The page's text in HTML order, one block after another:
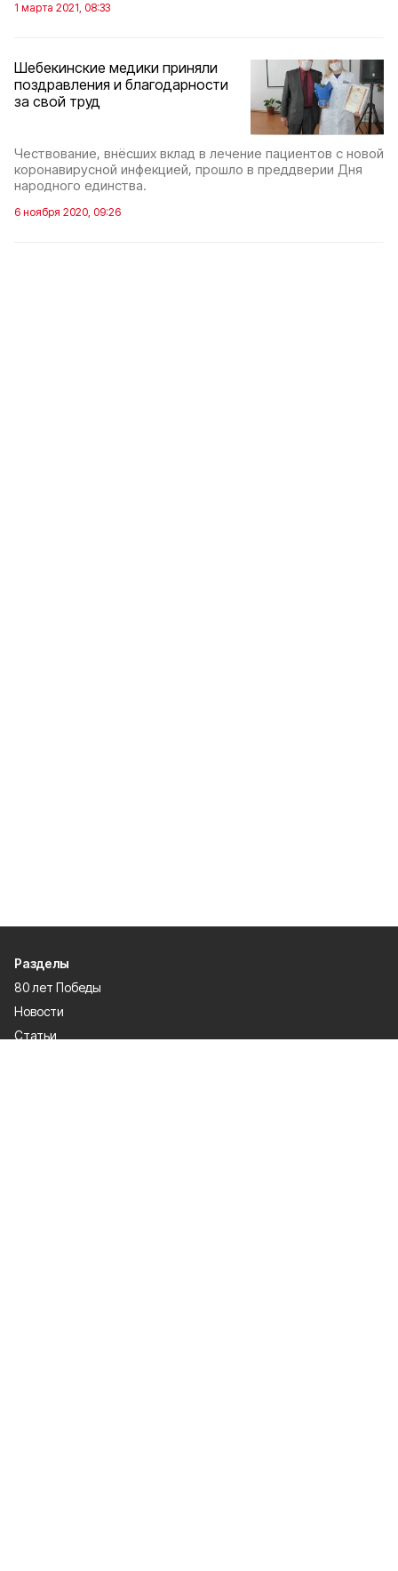
1 марта 2021, 08:33
Шебекинские медики приняли
поздравления и благодарности
за свой труд
Чествование, внёсших вклад в лечение пациентов с новой
коронавирусной инфекцией, прошло в преддверии Дня
народного единства.
6 ноября 2020, 09:26
Разделы
80 лет Победы
Новости
Статьи